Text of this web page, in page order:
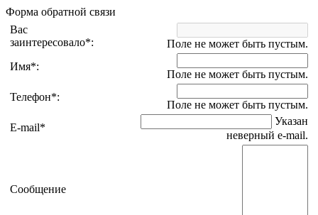
Форма обратной связи
Вас
заинтересовало*:
Поле не может быть пустым.
Имя*:
Поле не может быть пустым.
Телефон*:
Поле не может быть пустым.
E-mail*
Указан
неверный e-mail.
Сообщение